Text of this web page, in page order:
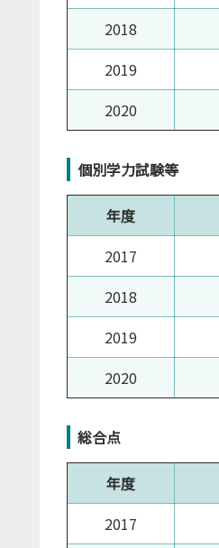
2018
2019
2020
個別学力試験等
年度
2017
2018
2019
2020
総合点
年度
2017